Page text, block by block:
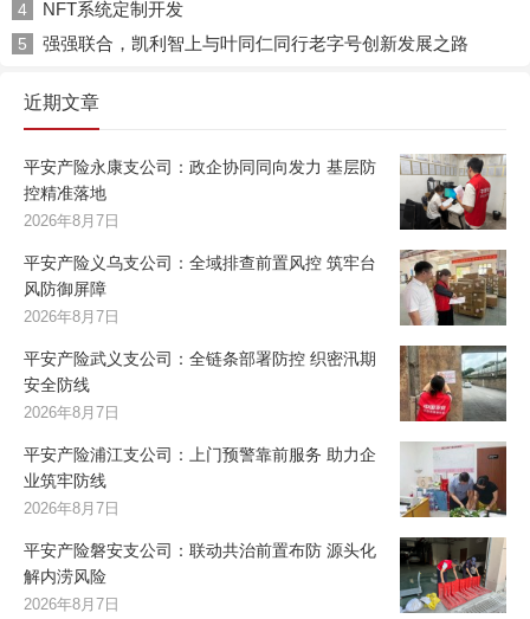
4 NFT系统定制开发
5 强强联合，凯利智上与叶同仁同行老字号创新发展之路
近期文章
平安产险永康支公司：政企协同同向发力 基层防
控精准落地
2026年8月7日
平安产险义乌支公司：全域排查前置风控 筑牢台
风防御屏障
2026年8月7日
平安产险武义支公司：全链条部署防控 织密汛期
安全防线
2026年8月7日
平安产险浦江支公司：上门预警靠前服务 助力企
业筑牢防线
2026年8月7日
平安产险磐安支公司：联动共治前置布防 源头化
解内涝风险
2026年8月7日